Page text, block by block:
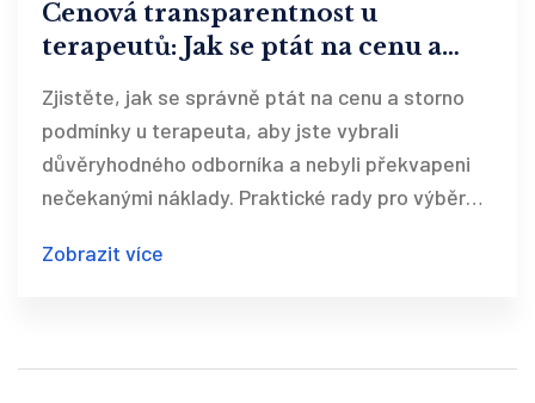
Cenová transparentnost u
terapeutů: Jak se ptát na cenu a
Zjistěte, jak se správně ptát na cenu a storno
podmínky u terapeuta, aby jste vybrali
důvěryhodného odborníka a nebyli překvapeni
nečekanými náklady. Praktické rady pro výběr
Zobrazit více